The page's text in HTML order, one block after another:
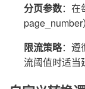
分页参数：
page_number
限流策略：遵
流阈值时适当